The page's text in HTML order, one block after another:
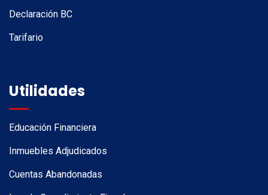
Declaración BC
Tarifario
Utilidades
Educación Financiera
Inmuebles Adjudicados
Cuentas Abandonadas